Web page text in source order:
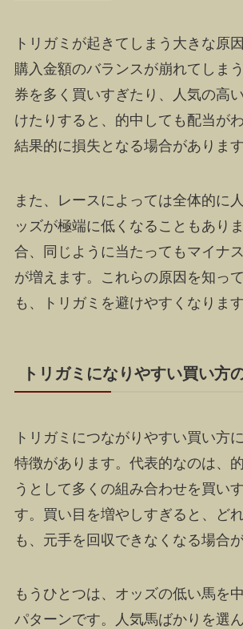
トリガミが起きてしまう大きな原
購入金額のバランスが崩れてしま
券を多く買いすぎたり、人気の高
けたりすると、的中しても配当が
結果的に損失となる場合があります
また、レースによっては全体的に
ッズが極端に低くなることもあり
合、同じように当たってもマイナ
が増えます。これらの原因を知っ
も、トリガミを避けやすくなります
トリガミになりやすい買い方
トリガミにつながりやすい買い方
特徴があります。代表的なのは、
うとして多くの組み合わせを買い
す。買い目を増やしすぎると、ど
も、元手を回収できなくなる場合
もうひとつは、オッズの低い馬を
パターンです。人気馬ばかりを選